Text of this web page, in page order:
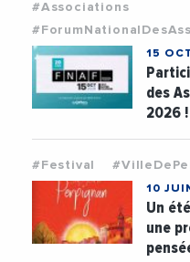
#Associations
15
des
2026 !
#Festival
10
Un
une